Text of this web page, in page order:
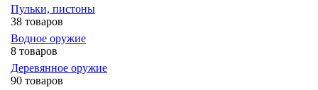
Пульки, пистоны
38 товаров
Водное оружие
8 товаров
Деревянное оружие
90 товаров